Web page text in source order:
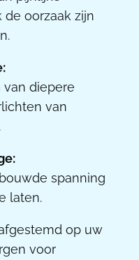
oorzaak zijn
diepere
van
spanning
laten.
op uw
voor